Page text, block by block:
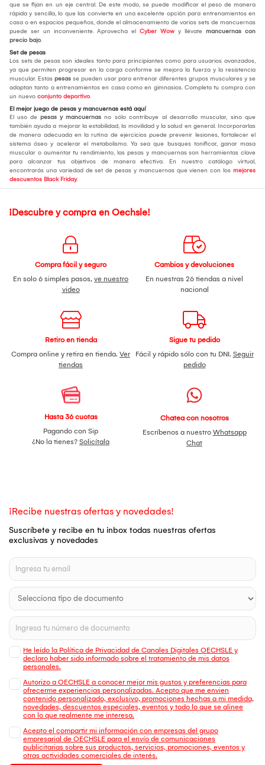
que se fijan en un eje central. De este modo, se puede modificar el peso de manera
rápida y sencilla, lo que las convierte en una excelente opción para entrenamientos en
casa o en espacios pequeños, donde el almacenamiento de varios sets de mancuernas
puede ser un inconveniente. Aprovecha el Cyber Wow y llévate mancuernas con
precio bajo.
Set de pesas
Los sets de pesas son ideales tanto para principiantes como para usuarios avanzados,
ya que permiten progresar en la carga conforme se mejora la fuerza y la resistencia
muscular. Estas pesas se pueden usar para entrenar diferentes grupos musculares y se
adaptan tanto a entrenamientos en casa como en gimnasios. Completa tu compra con
un nuevo conjunto deportivo.
El mejor juego de pesas y mancuernas está aquí
El uso de pesas y mancuernas no sólo contribuye al desarrollo muscular, sino que
también ayuda a mejorar la estabilidad, la movilidad y la salud en general. Incorporarlas
de manera adecuada en la rutina de ejercicios puede prevenir lesiones, fortalecer el
sistema óseo y acelerar el metabolismo. Ya sea que busques tonificar, ganar masa
muscular o aumentar tu rendimiento, las pesas y mancuernas son herramientas clave
para alcanzar tus objetivos de manera efectiva. En nuestro catálogo virtual,
encontrarás una variedad de set de pesas y mancuernas que vienen con los mejores
descuentos Black Friday.
¡Descubre y compra en Oechsle!
Compra fácil y seguro
En solo 6 simples pasos, ve nuestro
video
Cambios y devoluciones
En nuestras 26 tiendas a nivel
nacional
Retiro en tienda
Compra online y retira en tienda. Ver
tiendas
Sigue tu pedido
Fácil y rápido sólo con tu DNI. Seguir
pedido
Hasta 36 cuotas
Pagando con Sip
¿No la tienes? Solicítala
Chatea con nosotros
Escríbenos a nuestro Whatsapp
Chat
¡Recibe nuestras ofertas y novedades!
Suscríbete y recibe en tu inbox todas nuestras ofertas
exclusivas y novedades
He leído la Política de Privacidad de Canales Digitales OECHSLE y
declaro haber sido informado sobre el tratamiento de mis datos
personales.
Autorizo a OECHSLE a conocer mejor mis gustos y preferencias para
ofrecerme experiencias personalizadas. Acepto que me envien
contenido personalizado, exclusivo, promociones hechas a mi medida,
novedades, descuentos especiales, eventos y todo lo que se alinee
con lo que realmente me interesa.
Acepto el compartir mi información con empresas del grupo
empresarial de OECHSLE para el envío de comunicaciones
publicitarias sobre sus productos, servicios, promociones, eventos y
otras actividades comerciales de interés.